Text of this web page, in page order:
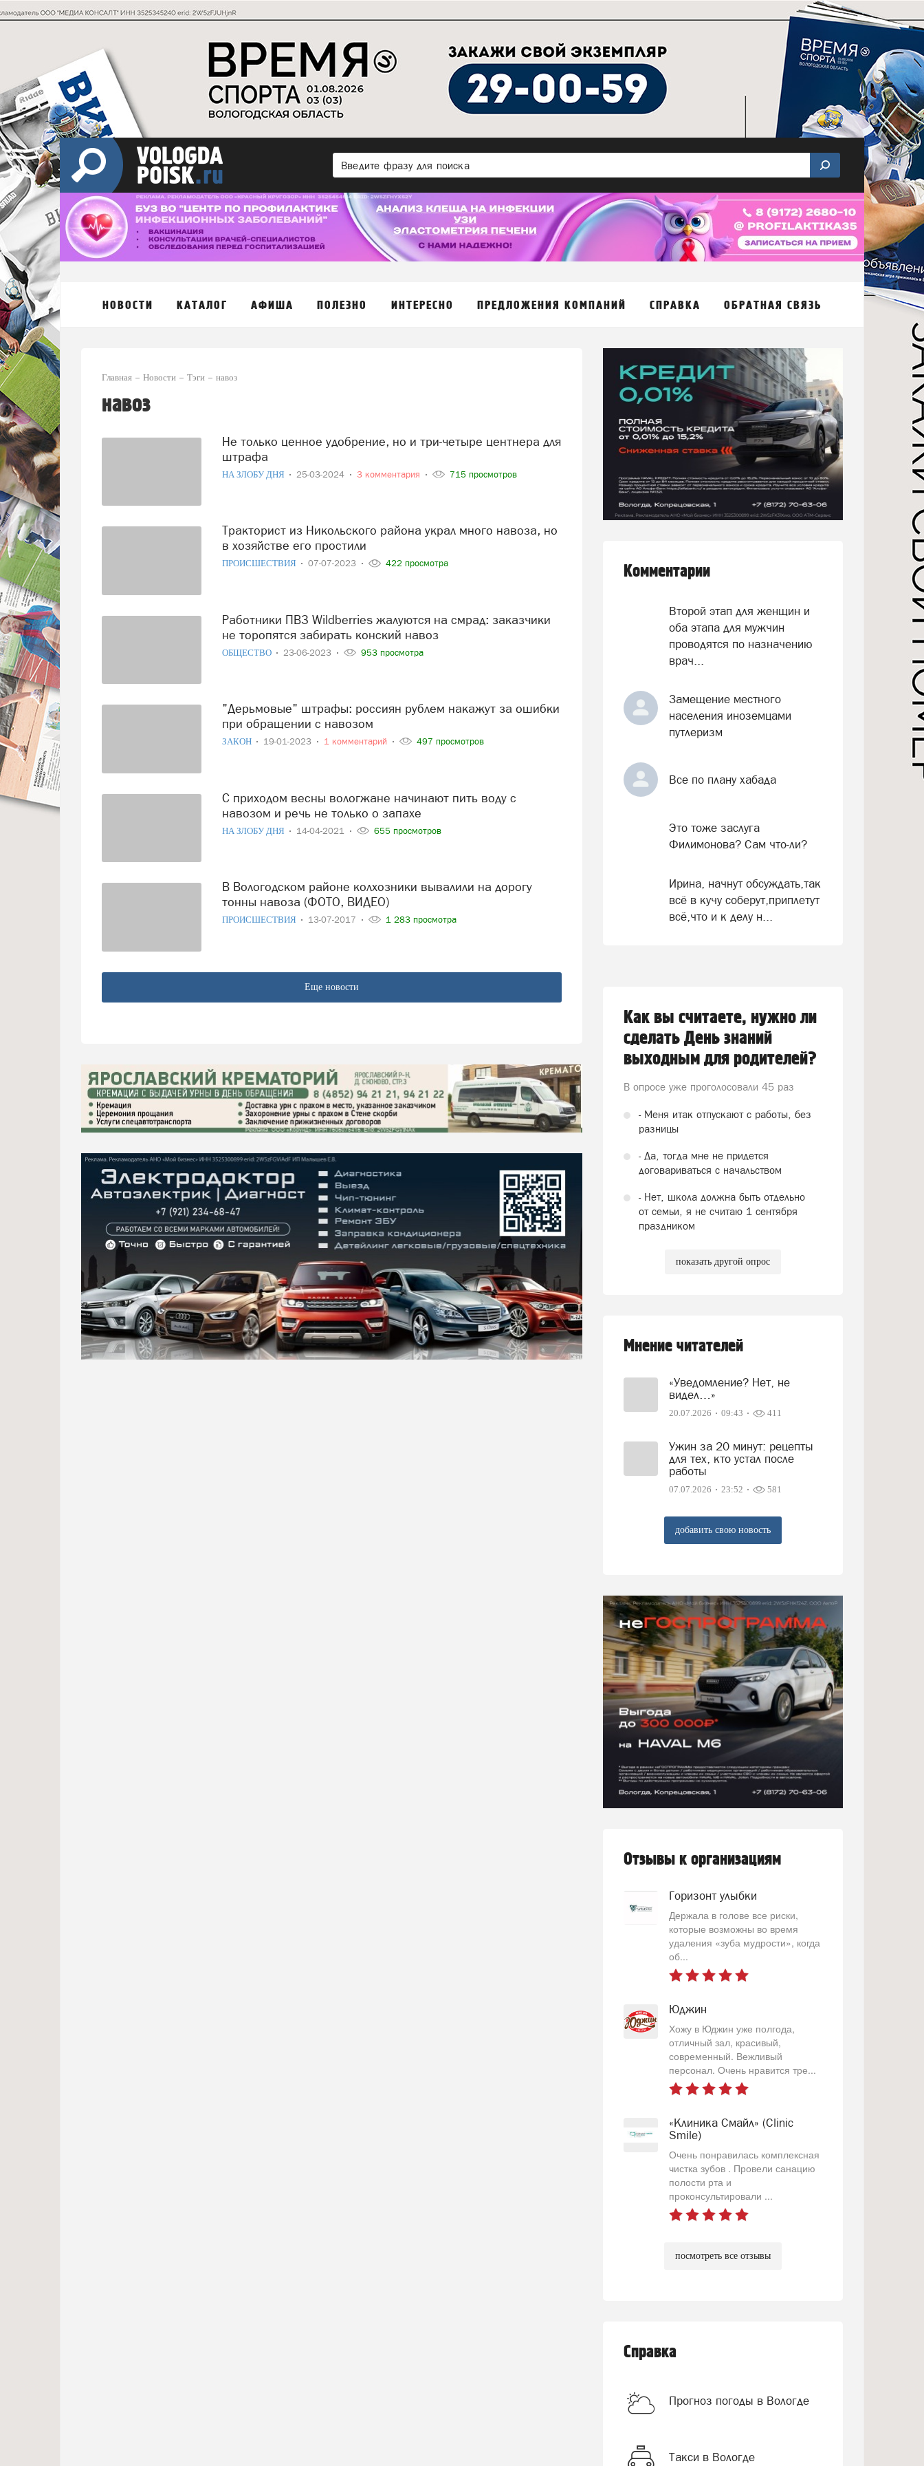
НОВОСТИ КАТАЛОГ АФИША ПОЛЕЗНО ИНТЕРЕСНО ПРЕДЛОЖЕНИЯ КОМПАНИЙ СПРАВКА ОБРАТНАЯ СВЯЗЬ
Главная Новости Тэги навоз
навоз
Не только ценное удобрение, но и три-четыре центнера для
штрафа
НА ЗЛОБУ ДНЯ 25-03-2024 3 комментария 715 просмотров
Тракторист из Никольского района украл много навоза, но
в хозяйстве его простили
ПРОИСШЕСТВИЯ 07-07-2023 422 просмотра
Работники ПВЗ Wildberries жалуются на смрад: заказчики
не торопятся забирать конский навоз
ОБЩЕСТВО 23-06-2023 953 просмотра
"Дерьмовые" штрафы: россиян рублем накажут за ошибки
при обращении с навозом
ЗАКОН 19-01-2023 1 комментарий 497 просмотров
С приходом весны вологжане начинают пить воду с
навозом и речь не только о запахе
НА ЗЛОБУ ДНЯ 14-04-2021 655 просмотров
В Вологодском районе колхозники вывалили на дорогу
тонны навоза (ФОТО, ВИДЕО)
ПРОИСШЕСТВИЯ 13-07-2017 1 283 просмотра
Еще новости
Комментарии
Второй этап для женщин и
оба этапа для мужчин
проводятся по назначению
врач...
Замещение местного
населения иноземцами
путлеризм
Все по плану хабада
Это тоже заслуга
Филимонова? Сам что-ли?
Ирина, начнут обсуждать,так
всё в кучу соберут,приплетут
всё,что и к делу н...
Как вы считаете, нужно ли
сделать День знаний
выходным для родителей?
В опросе уже проголосовали 45 раз
- Меня итак отпускают с работы, без
разницы
- Да, тогда мне не придется
договариваться с начальством
- Нет, школа должна быть отдельно
от семьи, я не считаю 1 сентября
праздником
показать другой опрос
Мнение читателей
«Уведомление? Нет, не
видел…»
20.07.2026 09:43 411
Ужин за 20 минут: рецепты
для тех, кто устал после
работы
07.07.2026 23:52 581
добавить свою новость
Отзывы к организациям
Горизонт улыбки
Держала в голове все риски,
которые возможны во время
удаления «зуба мудрости», когда
об...
Юджин
Хожу в Юджин уже полгода,
отличный зал, красивый,
современный. Вежливый
персонал. Очень нравится тре...
«Клиника Смайл» (Clinic
Smile)
Очень понравилась комплексная
чистка зубов . Провели санацию
полости рта и
проконсультировали ...
посмотреть все отзывы
Справка
Прогноз погоды в Вологде
Такси в Вологде